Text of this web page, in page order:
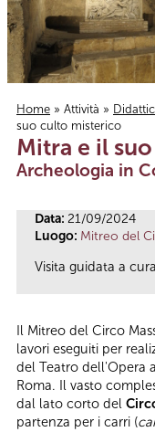
Tu sei qui
Home » Attività »
suo culto misterico
Mitra e il
Archeologia in
Data: 21/09/2024
Luogo: Mitreo del
Visita guidata a
Il Mitreo del Circo
lavori eseguiti per
del Teatro dell'Opera
Roma. Il vasto
dal lato corto del
partenza per i carri (